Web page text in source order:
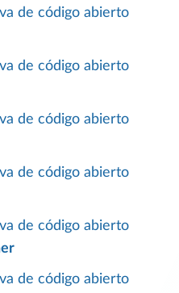
de código abierto
de código abierto
de código abierto
de código abierto
de código abierto
de código abierto